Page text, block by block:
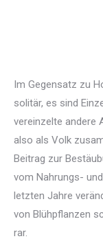
Im Gegensatz zu
solitär, es sind
vereinzelte andere
also als Volk
Beitrag zur
vom Nahrungs-
letzten Jahre
von Blühpflanzen
rar.